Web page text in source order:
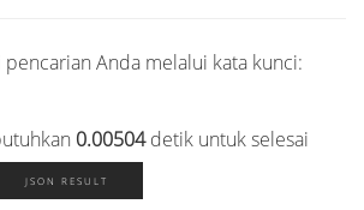
pencarian Anda melalui kata kunci:
0.00504detik untuk selesai
JSON RESULT